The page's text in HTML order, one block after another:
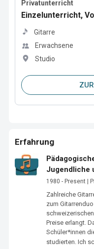
Privatunterricht
Einzelunterricht,
Gitarre
Erwachsene
Studio
Erfahrung
Jugendliche
1980 - Present |
Zahlreiche
zum
Preise erlangt.
Schüler*innen
studierten. Ich